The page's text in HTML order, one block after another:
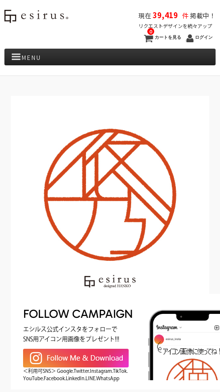
現在39,419 件掲載中！
リクエストデザインを続々アップ
カートを見る
0
ログイン
MENU
FOLLOW CAMPAIGN
エシルス公式インスタをフォローで
SNS用アイコン用画像をプレゼント!!!
＜利用可SNS＞ Google.Twitter.Instagram.TikTok.
YouTube.Facebook.LinkedIn.LINE.WhatsApp